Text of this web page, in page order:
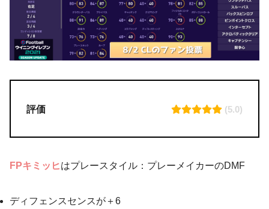
評価 (5.0)
FPキミッヒはプレースタイル：プレーメイカーのDMF
ディフェンスセンスが＋6